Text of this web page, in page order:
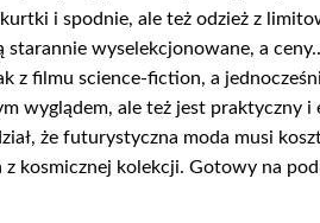
i spodnie, ale też odzież z
wyselekcjonowane, a
z filmu science-fiction, a
wyglądem, ale też jest praktyczny i
że futurystyczna moda musi
kosmicznej kolekcji. Gotowy na